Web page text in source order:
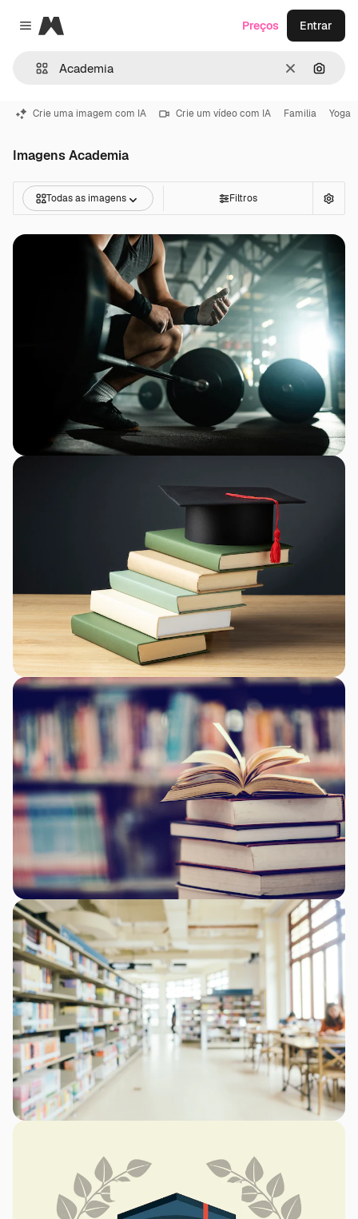
Close menu
Magnific
Limpar
Preços Entrar
Crie uma imagem com IA Crie um vídeo com IA Familia Yoga
Imagens Academia
Todas as imagens Filtros